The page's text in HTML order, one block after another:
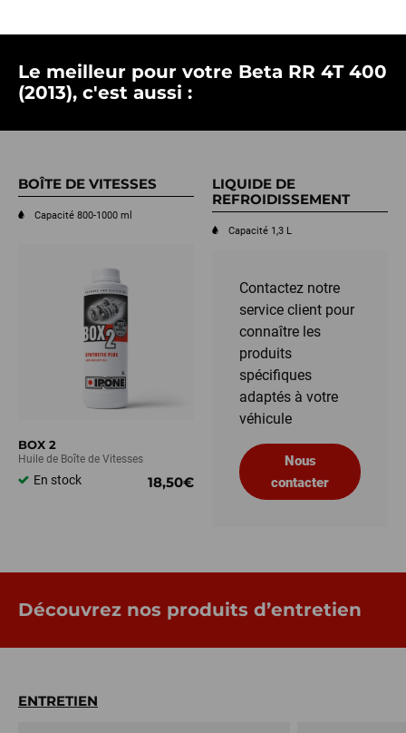
Le meilleur pour votre Beta RR 4T 400
(2013), c'est aussi :
BOÎTE DE VITESSES
Capacité 800-1000 ml
BOX 2
Huile de Boîte de Vitesses
En stock 18,50€
LIQUIDE DE
REFROIDISSEMENT
Capacité 1,3 L
Contactez notre
service client pour
connaître les
produits
spécifiques
adaptés à votre
véhicule
Nous
contacter
Découvrez nos produits d’entretien
ENTRETIEN